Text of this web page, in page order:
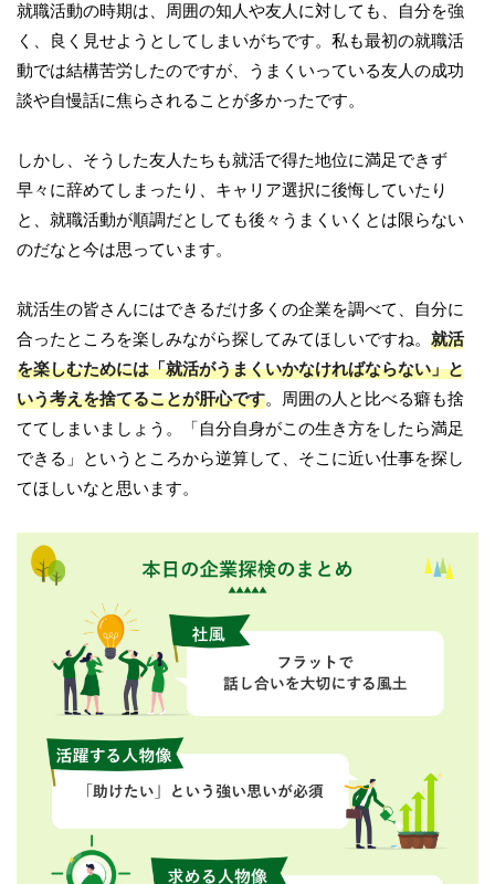
就職活動の時期は、周囲の知人や友人に対しても、自分を強
く、良く見せようとしてしまいがちです。私も最初の就職活
動では結構苦労したのですが、うまくいっている友人の成功
談や自慢話に焦らされることが多かったです。
しかし、そうした友人たちも就活で得た地位に満足できず
早々に辞めてしまったり、キャリア選択に後悔していたり
と、就職活動が順調だとしても後々うまくいくとは限らない
のだなと今は思っています。
就活生の皆さんにはできるだけ多くの企業を調べて、自分に
合ったところを楽しみながら探してみてほしいですね。 就活
を楽しむためには「就活がうまくいかなければならない」と
いう考えを捨てることが肝心です。周囲の人と比べる癖も捨
ててしまいましょう。「自分自身がこの生き方をしたら満足
できる」というところから逆算して、そこに近い仕事を探し
てほしいなと思います。